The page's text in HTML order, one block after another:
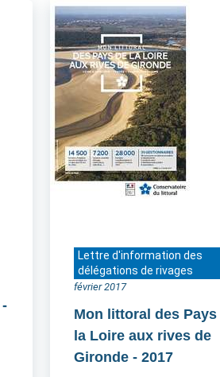
-
Lettre d'information des
délégations de rivages
février 2017
Mon littoral des Pays
la Loire aux rives de
Gironde - 2017